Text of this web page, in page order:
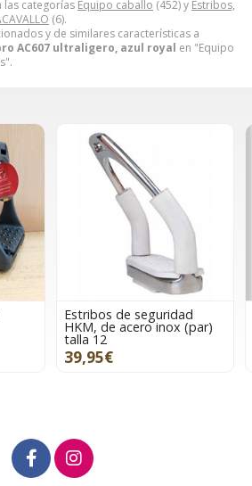
las categorías Equipo caballo (452) y Estribos,
(6).
y de similares características a
AC607 ultraligero, azul royal en "Equipo
Estribos de seguridad
HKM, de acero inox (par)
talla 12
39,95€